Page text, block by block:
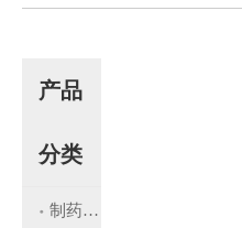
产品
分类
制药设备